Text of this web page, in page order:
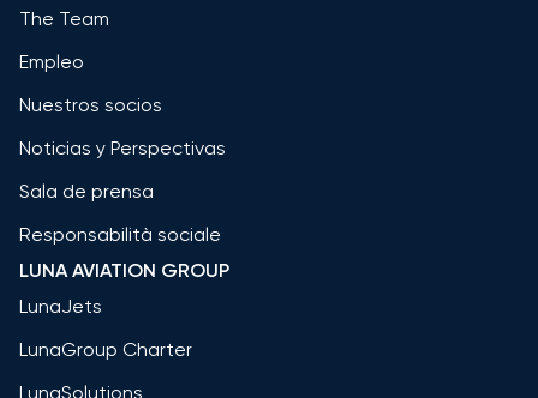
The Team
Empleo
Nuestros socios
Noticias y Perspectivas
Sala de prensa
Responsabilità sociale
LUNA AVIATION GROUP
LunaJets
LunaGroup Charter
LunaSolutions